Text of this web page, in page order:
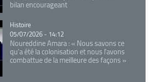
bilan encourageant
Catégorie
Histoire
05/07/2026 - 14:12
Noureddine Amara : « Nous savons ce
qu’a été la colonisation et nous l’avons
combattue de la meilleure des façons »